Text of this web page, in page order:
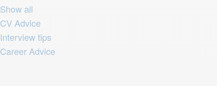
Show all
CV Advice
Interview tips
Career Advice